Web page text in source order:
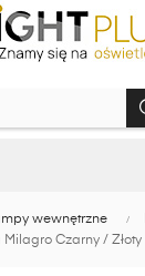
wewnętrzne
Czarny / Złoty